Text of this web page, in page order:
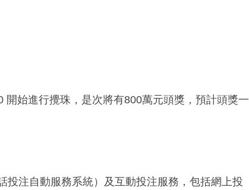
始進行攪珠，是次將有800萬元頭獎，預計頭獎一
注自動服務系統）及互動投注服務，包括網上投